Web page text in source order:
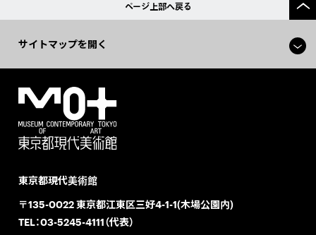
ページ上部へ戻る
サイトマップを開く
東京都現代美術館
〒135-0022 東京都江東区三好4-1-1(木場公園内)
TEL：03-5245-4111（代表）